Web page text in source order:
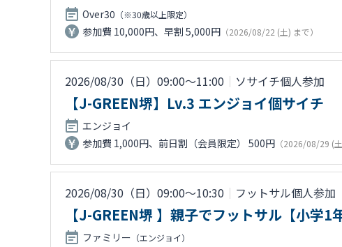
Over30 （※30歳以上限定）
参加費 10,000円、早割 5,000円 （2026/08/22 (土) まで）
2026/08/30（日）09:00〜11:00 ｜ ソサイチ個人参加
【J-GREEN堺】Lv.3 エンジョイ個サイチ
エンジョイ
参加費 1,000円、前日割（会員限定） 500円 （2026/08/29 (土
2026/08/30（日）09:00〜10:30 ｜ フットサル個人参加
【J-GREEN堺 】親子でフットサル【小学
ファミリー （エンジョイ）